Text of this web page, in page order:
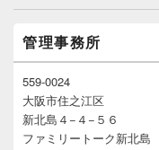
ビ
ゲ
ー
シ
ョ
ン
イ
ン
サ
イ
ド
バ
管理事務所
559-0024
大阪市住之江区
新北島４−４−５６
ファミリートーク新北島